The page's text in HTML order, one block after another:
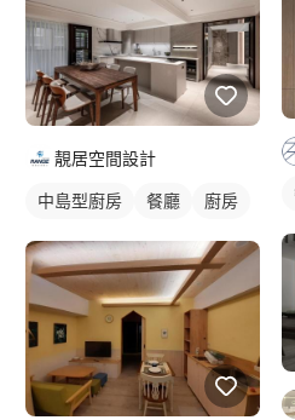
靚居空間設計
中島型廚房 餐廳 廚房